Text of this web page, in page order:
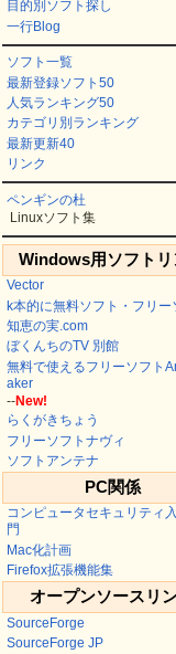
目的別ソフト探し
一行Blog
ソフト一覧
最新登録ソフト50
人気ランキング50
カテゴリ別ランキング
最新更新40
リンク
ペンギンの杜
Linuxソフト集
Windows用ソフトリ
Vector
k本的に無料ソフト・フリー
知恵の実.com
ぼくんちのTV 別館
無料で使えるフリーソフト
aker
--New!
らくがきちょう
フリーソフトナヴィ
ソフトアンテナ
PC関係
コンピュータセキュリティ
門
Mac化計画
Firefox拡張機能集
オープンソースリ
SourceForge
SourceForge JP